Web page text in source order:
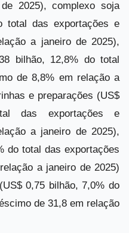
2025), complexo soja
total das exportações e
a janeiro de 2025),
bilhão, 12,8% do total
de 8,8% em relação a
e preparações (US$
das exportações e
a janeiro de 2025),
do total das exportações
a janeiro de 2025)
0,75 bilhão, 7,0% do
de 31,8 em relação